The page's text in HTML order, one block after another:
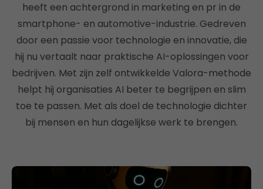
heeft een achtergrond in marketing en pr in de
smartphone- en automotive-industrie. Gedreven
door een passie voor technologie en innovatie, die
hij nu vertaalt naar praktische AI-oplossingen voor
bedrijven. Met zijn zelf ontwikkelde Valora-methode
helpt hij organisaties AI beter te begrijpen en slim
toe te passen. Met als doel de technologie dichter
bij mensen en hun dagelijkse werk te brengen.